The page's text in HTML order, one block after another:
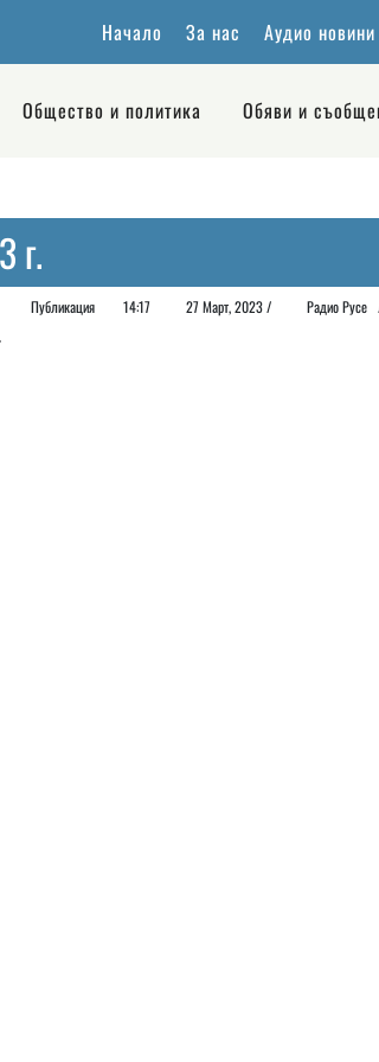
Начало За нас Аудио новини
Общество и политика Обяви и
г.
Публикация 14:17 27 Март, 2023 / Радио Русе